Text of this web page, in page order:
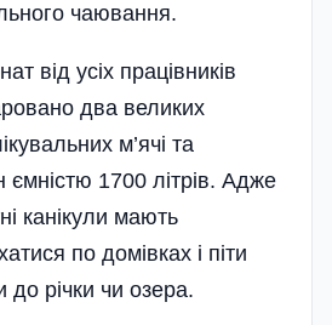
чаювання.
від усіх працівників
два великих
м’ячі та
1700 літрів. Адже
канікули мають
по домівках і піти
до річки чи озера.